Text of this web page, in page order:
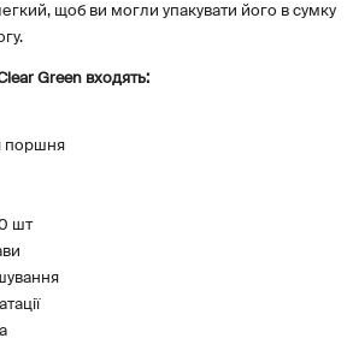
щоб ви могли упакувати його в сумку
Green входять:
поршня
шт